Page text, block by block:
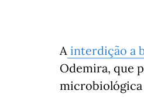
A interdição a
Odemira, que
microbiológica